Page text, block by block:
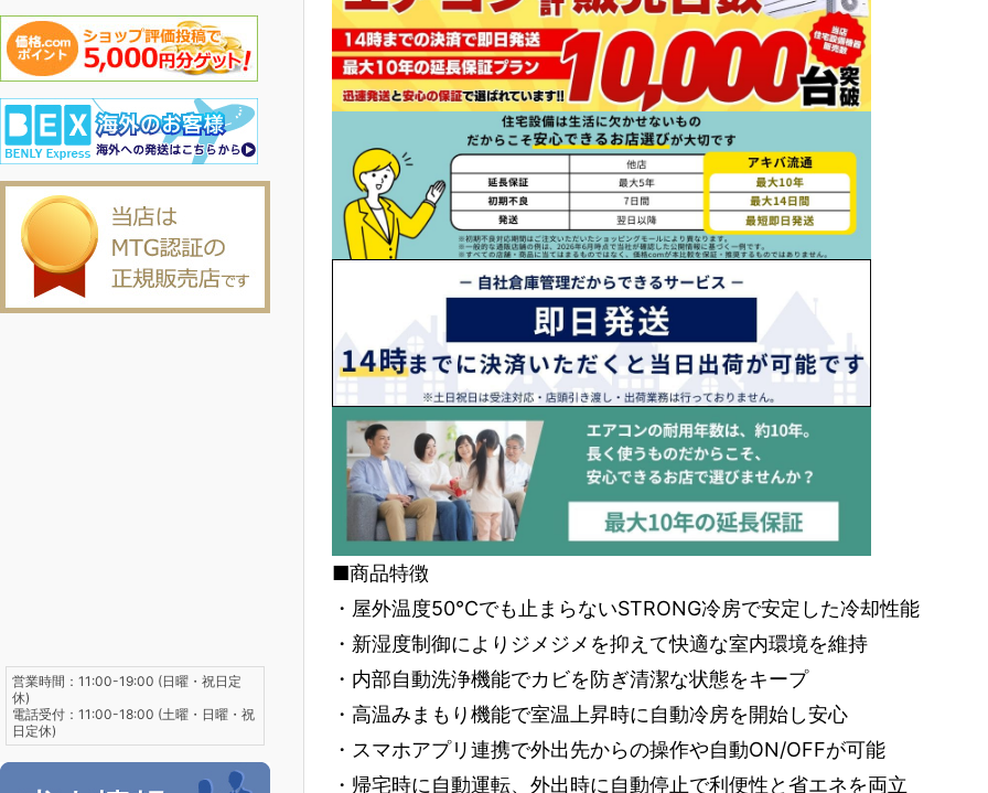
■商品特徴
・屋外温度50℃でも止まらないSTRONG冷房で安定した冷却性能
・新湿度制御によりジメジメを抑えて快適な室内環境を維持
・内部自動洗浄機能でカビを防ぎ清潔な状態をキープ
・高温みまもり機能で室温上昇時に自動冷房を開始し安心
・スマホアプリ連携で外出先からの操作や自動ON/OFFが可能
・帰宅時に自動運転、外出時に自動停止で利便性と省エネを両立
営業時間：11:00-19:00 (日曜・祝日定
休)
電話受付：11:00-18:00 (土曜・日曜・祝
日定休)